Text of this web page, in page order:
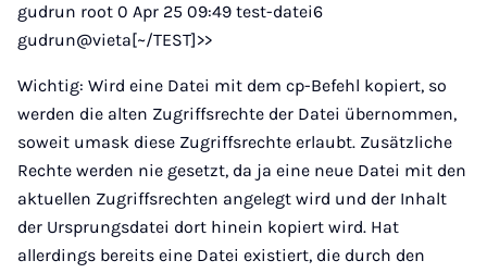
gudrun root 0 Apr 25 09:49 test-datei6
gudrun@vieta[~/TEST]>>
Wichtig: Wird eine Datei mit dem cp-Befehl kopiert, so
werden die alten Zugriffsrechte der Datei übernommen,
soweit umask diese Zugriffsrechte erlaubt. Zusätzliche
Rechte werden nie gesetzt, da ja eine neue Datei mit den
aktuellen Zugriffsrechten angelegt wird und der Inhalt
der Ursprungsdatei dort hinein kopiert wird. Hat
allerdings bereits eine Datei existiert, die durch den